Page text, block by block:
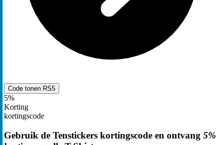
Code tonen RS5
5%
Korting
kortingscode
Gebruik de Tenstickers kortingscode en ontvang 5%